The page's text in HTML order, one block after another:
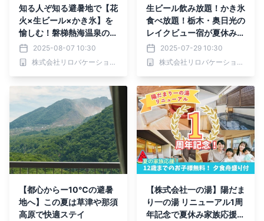
知る人ぞ知る避暑地で【花
火×生ビール×かき氷】を
愉しむ！磐梯熱海温泉の宿
が夏季限定サービス開始｜
2025年8月9日～31日
2025-08-07 10:30
株式会社リロバケーションズ
生ビール飲み放題！かき氷
食べ放題！栃木・奥日光の
レイクビュー宿が夏休み限
定サービス開始｜2025年
8月1日～8月31日
2025-07-29 10:30
株式会社リロバケーションズ
【都心からー10℃の避暑
地へ】この夏は草津や那須
高原で快適ステイ
【株式会社一の湯】陽だま
り一の湯 リニューアル1周
年記念で夏休み家族応援！